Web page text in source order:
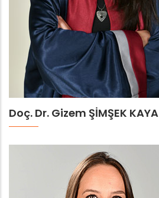
Doç. Dr. Gizem ŞİMŞEK KAYA